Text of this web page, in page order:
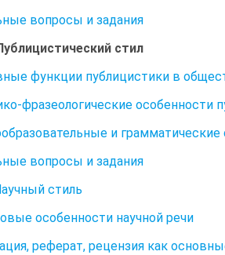
вопросы и задания
стил
функции публицистики в
фразеологические особенности
и
вопросы и задания
стиль
особенности научной речи
реферат, рецензия как